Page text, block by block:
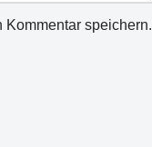
Kommentar speichern.